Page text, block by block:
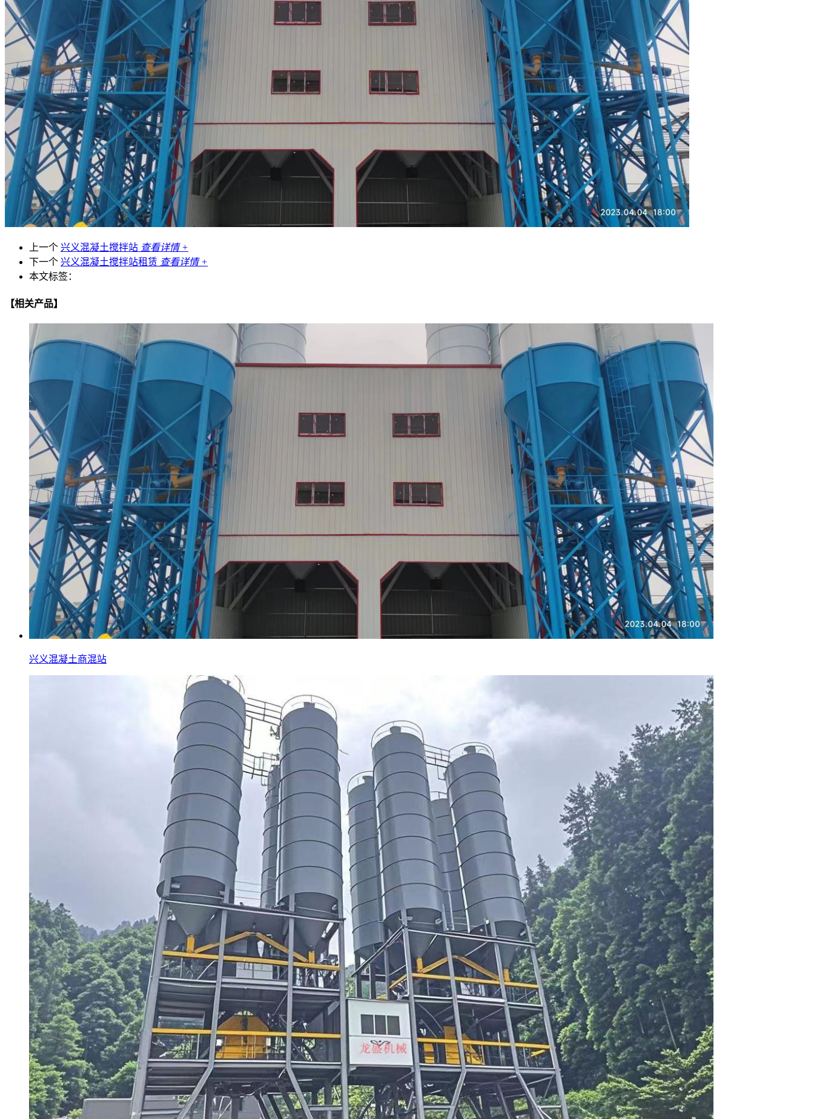
上一个 兴义混凝土搅拌站 查看详情 +
下一个 兴义混凝土搅拌站租赁 查看详情 +
本文标签：
【相关产品】
兴义混凝土商混站